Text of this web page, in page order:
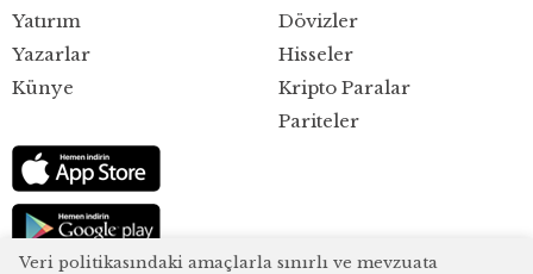
Yatırım
Yazarlar
Künye
Dövizler
Hisseler
Kripto Paralar
Pariteler
Veri politikasındaki amaçlarla sınırlı ve mevzuata